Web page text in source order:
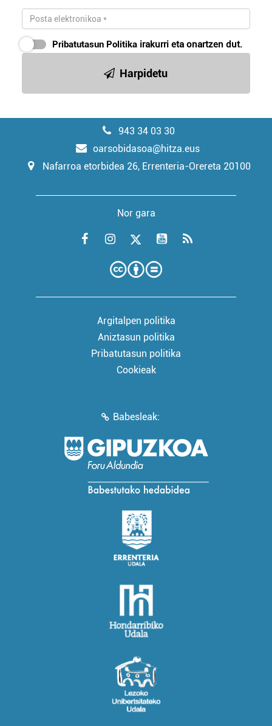
Pribatutasun Politika irakurri eta onartzen dut.
Harpidetu
943 34 03 30
oarsobidasoa@hitza.eus
Nafarroa etorbidea 26, Errenteria-Orereta 20100
Nor gara
Argitalpen politika
Aniztasun politika
Pribatutasun politika
Cookieak
Babesleak: